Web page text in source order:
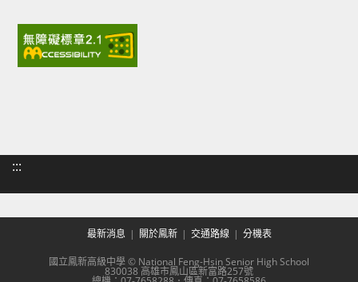
:::
最新消息 關於鳳新 交通路線 分機表
國立鳳新高級中學 © National Feng-Hsin Senior High School
830038 高雄市鳳山區新富路257號